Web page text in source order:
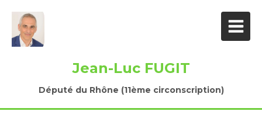
Jean-Luc FUGIT
Député du Rhône (11ème circonscription)